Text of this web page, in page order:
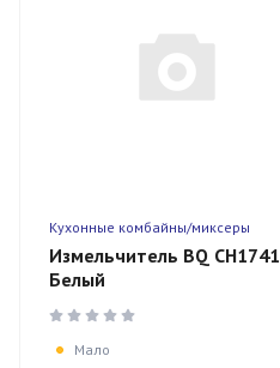
Кухонные комбайны/миксеры
Измельчитель BQ CH1741
Белый
Мало